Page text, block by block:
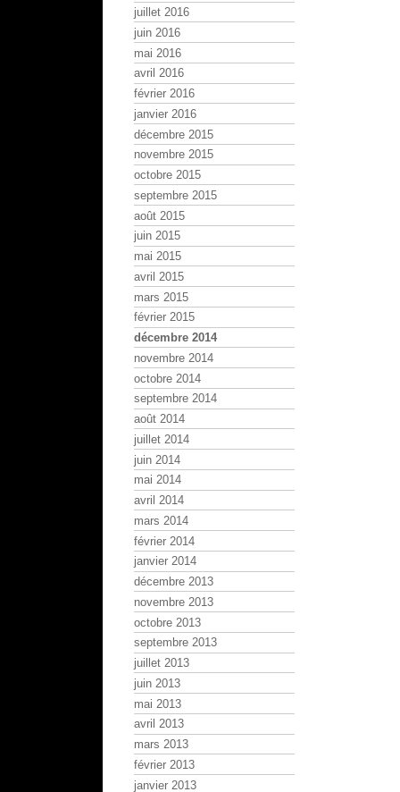
juillet 2016
juin 2016
mai 2016
avril 2016
février 2016
janvier 2016
décembre 2015
novembre 2015
octobre 2015
septembre 2015
août 2015
juin 2015
mai 2015
avril 2015
mars 2015
février 2015
décembre 2014
novembre 2014
octobre 2014
septembre 2014
août 2014
juillet 2014
juin 2014
mai 2014
avril 2014
mars 2014
février 2014
janvier 2014
décembre 2013
novembre 2013
octobre 2013
septembre 2013
juillet 2013
juin 2013
mai 2013
avril 2013
mars 2013
février 2013
janvier 2013